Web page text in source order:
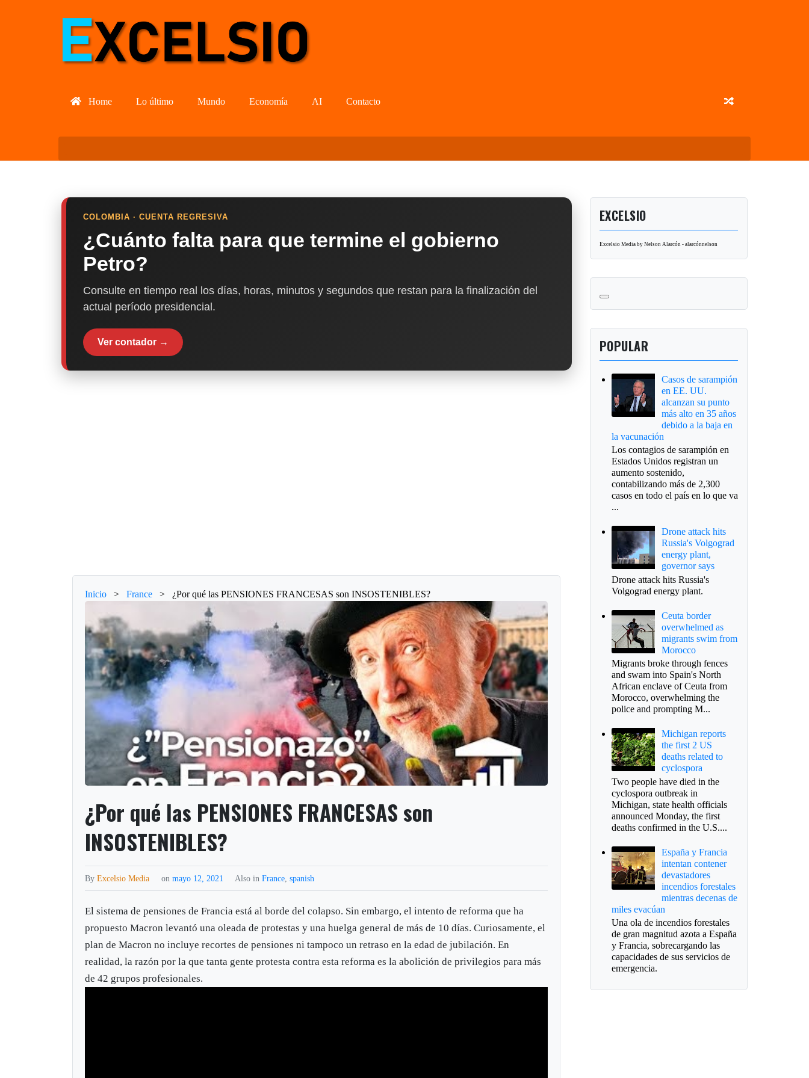
Home Lo último Mundo Economía AI Contacto
COLOMBIA · CUENTA REGRESIVA
¿Cuánto falta para que termine el gobierno
Petro?
Consulte en tiempo real los días, horas, minutos y segundos que restan para la finalización del
actual período presidencial.
Ver contador →
Inicio > France > ¿Por qué las PENSIONES FRANCESAS son INSOSTENIBLES?
¿Por qué las PENSIONES FRANCESAS son
INSOSTENIBLES?
ByExcelsio Media onmayo 12, 2021 Also inFrance ,spanish
El sistema de pensiones de Francia está al borde del colapso. Sin embargo, el intento de reforma que ha
propuesto Macron levantó una oleada de protestas y una huelga general de más de 10 días. Curiosamente, el
plan de Macron no incluye recortes de pensiones ni tampoco un retraso en la edad de jubilación. En
realidad, la razón por la que tanta gente protesta contra esta reforma es la abolición de privilegios para más
de 42 grupos profesionales.
EXCELSIO
Excelsio Media by Nelson Alarcón - alarcónnelson
POPULAR
Casos de sarampión
en EE. UU.
alcanzan su punto
más alto en 35 años
debido a la baja en
la vacunación
Los contagios de sarampión en
Estados Unidos registran un
aumento sostenido,
contabilizando más de 2,300
casos en todo el país en lo que va
...
Drone attack hits
Russia's Volgograd
energy plant,
governor says
Drone attack hits Russia's
Volgograd energy plant.
Ceuta border
overwhelmed as
migrants swim from
Morocco
Migrants broke through fences
and swam into Spain's North
African enclave of Ceuta from
Morocco, overwhelming the
police and prompting M...
Michigan reports
the first 2 US
deaths related to
cyclospora
Two people have died in the
cyclospora outbreak in
Michigan, state health officials
announced Monday, the first
deaths confirmed in the U.S....
España y Francia
intentan contener
devastadores
incendios forestales
mientras decenas de
miles evacúan
Una ola de incendios forestales
de gran magnitud azota a España
y Francia, sobrecargando las
capacidades de sus servicios de
emergencia.